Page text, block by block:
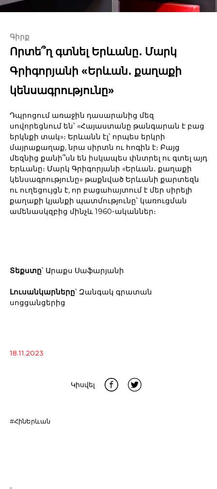
Գիրք
Որտե՞ղ գտնել Երևանը․ Մարկ
Գրիգորյանի «Երևան․ քաղաքի
կենսագրությունը»
Դպրոցում առաջին դասարանից մեզ
սովորեցնում են՝ «Հայաստանը թանգարան է բաց
երկնքի տակ»։ Երևանն էլ՝ որպես երկրի
մայրաքաղաք, նրա սիրտն ու հոգին է։ Բայց
մեզնից քանի՞սն են իսկապես փնտրել ու գտել այդ
Երևանը։ Մարկ Գրիգորյանի «Երևան․ քաղաքի
կենսագրությունը» թաքնված Երևանի քարտեզն
ու ուղեցույցն է, որ բացահայտում է մեր սիրելի
քաղաքի կյանքի պատմությունը՝ կառուցման
ամենասկզբից մինչև 1960-ականներ։
Տեքստը՝ Արաքս Սաֆարյանի
Լուսանկարները՝ Զանգակ գրատան
սոցցանցերից
18.11.2023
Կիսվել
#ՀինԵրևան